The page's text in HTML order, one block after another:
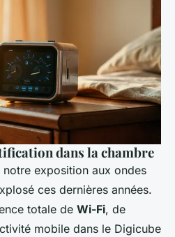
dans la chambre
notre exposition aux ondes
ces dernières années.
totale de Wi-Fi, de
mobile dans le Digicube